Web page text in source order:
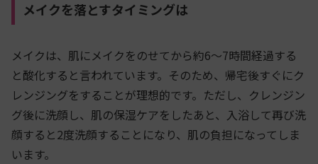
メイクを落とすタイミングは
メイクは、肌にメイクをのせてから約6～7時間経過する
と酸化すると言われています。そのため、帰宅後すぐにク
レンジングをすることが理想的です。ただし、クレンジン
グ後に洗顔し、肌の保湿ケアをしたあと、入浴して再び洗
顔すると2度洗顔することになり、肌の負担になってしま
います。